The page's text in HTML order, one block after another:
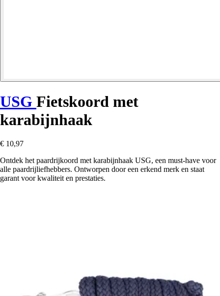
USG Fietskoord met
karabijnhaak
€ 10,97
Ontdek het paardrijkoord met karabijnhaak USG, een must-have voor
alle paardrijliefhebbers. Ontworpen door een erkend merk en staat
garant voor kwaliteit en prestaties.